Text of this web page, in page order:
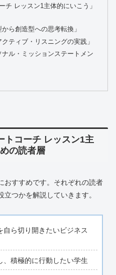
チ レッスン1主体的にいこう」
ら創造型への思考転換」
ティブ・リスニングの実践」
ル・ミッションステートメン
トコーチ レッスン1主
の読者層
おすすめです。それぞれの読者
つかを解説していきます。
自ら切り開きたいビジネス
、積極的に行動したい学生